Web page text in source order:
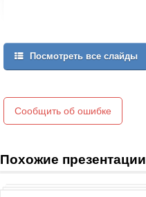
Посмотреть все слайды
Сообщить об ошибке
Похожие презентации